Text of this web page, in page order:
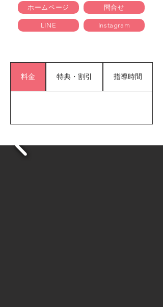
に参加し、地域の元気を発信しています。​見学
や体験練習の参加は随時受け付けており、興味
のある方は公式サイトからお問い合わせくださ
ホームページ 問合せ
LINE Instagram
料金 特典・割引 指導時間